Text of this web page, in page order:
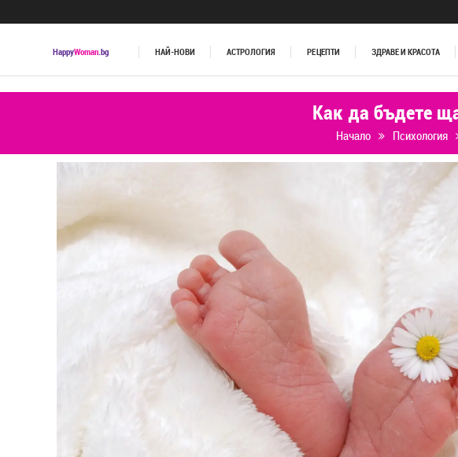
HappyWoman.bg НАЙ-НОВИ АСТРОЛОГИЯ РЕЦЕПТИ ЗДРАВЕ И КРАСОТА
Как да бъдете
Начало Психология